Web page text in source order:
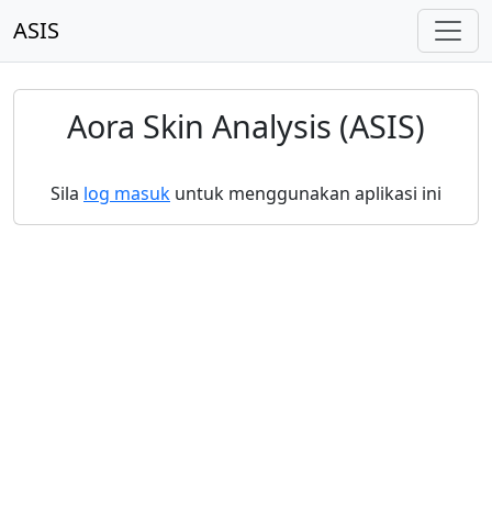
ASIS
Aora Skin Analysis (ASIS)
Sila log masuk untuk menggunakan aplikasi ini